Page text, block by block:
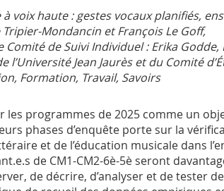
voix haute : gestes vocaux planifiés,
Mondancin et François Le Goff,
de Suivi Individuel : Erika
l’Université Jean Jaurès et du Comité
Formation, Travail, Savoirs
programmes de 2025 comme un
phases d’enquête porte sur la
et de l’éducation musicale dans
de CM1-CM2-6è-5è seront
de décrire, d’analyser et de tester